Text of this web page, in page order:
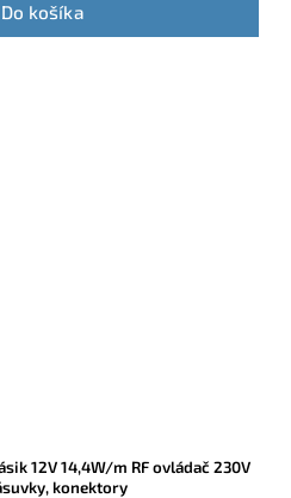
Do košíka
12V 14,4W/m RF ovládač 230V
konektory